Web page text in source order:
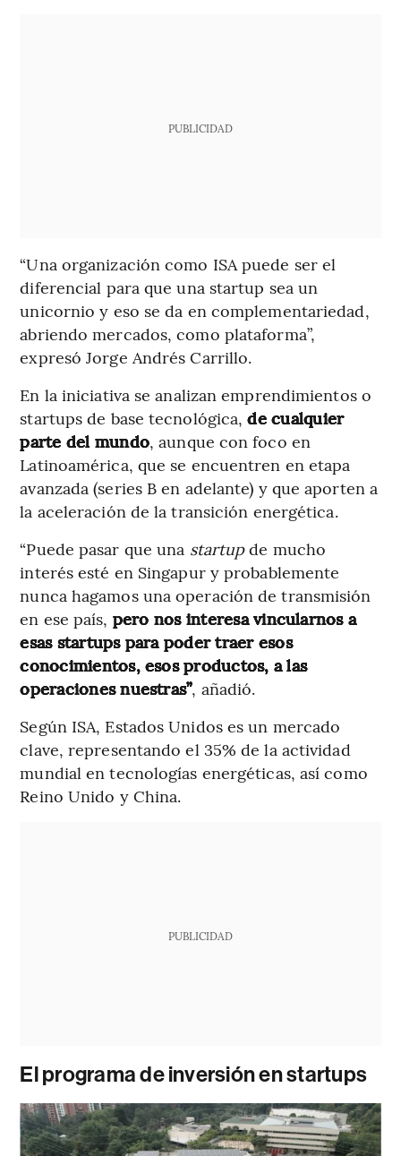
PUBLICIDAD
“Una organización como ISA puede ser el
diferencial para que una startup sea un
unicornio y eso se da en complementariedad,
abriendo mercados, como plataforma”,
expresó Jorge Andrés Carrillo.
En la iniciativa se analizan emprendimientos o
startups de base tecnológica,de cualquier
parte del mundo, aunque con foco en
Latinoamérica, que se encuentren en etapa
avanzada (series B en adelante) y que aporten a
la aceleración de la transición energética.
“Puede pasar que una startupde mucho
interés esté en Singapur y probablemente
nunca hagamos una operación de transmisión
en ese país, pero nos interesa vincularnos a
esas startups para poder traer esos
conocimientos, esos productos, a las
operaciones nuestras”, añadió.
Según ISA, Estados Unidos es un mercado
clave, representando el 35% de la actividad
mundial en tecnologías energéticas, así como
Reino Unido y China.
PUBLICIDAD
El programa de inversión en startups